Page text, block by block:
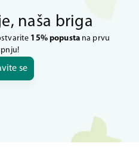
naša briga
15% popustana prvu
se